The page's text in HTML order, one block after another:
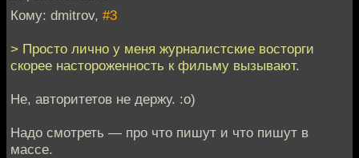
Кому: dmitrov, #3
> Просто лично у меня журналистские восторги
скорее настороженность к фильму вызывают.
Не, авторитетов не держу. :o)
Надо смотреть — про что пишут и что пишут в
массе.